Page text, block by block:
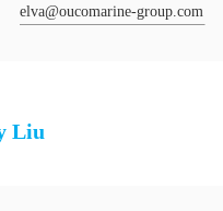
elva@oucomarine-group.com
Liu